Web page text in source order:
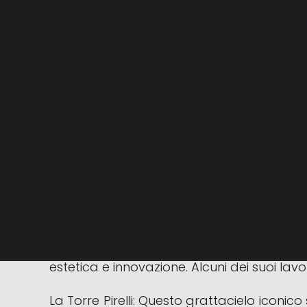
Giò Ponti è stato un noto architetto,
Ponti è stato un protagonista
estetica e innovazione. Alcuni dei suoi
La Torre Pirelli: Questo grattacielo